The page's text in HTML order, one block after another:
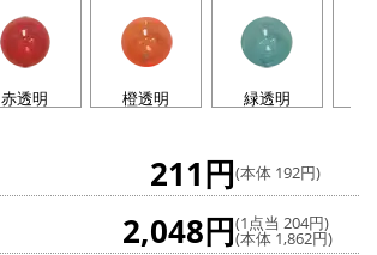
赤透明 橙透明 緑透明
211円(本体 192円)
2,048円(1点当 204円)
(本体 1,862円)